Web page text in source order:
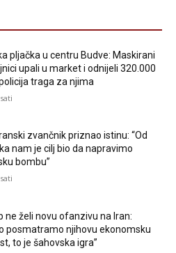
pljačka u centru Budve: Maskirani
upali u market i odnijeli 320.000
traga za njima
zvančnik priznao istinu: “Od
nam je cilj bio da napravimo
bombu”
ne želi novu ofanzivu na Iran:
posmatramo njihovu ekonomsku
to je šahovska igra”